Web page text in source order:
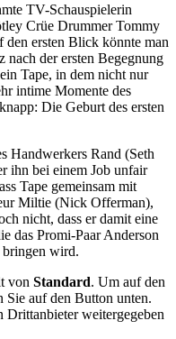
TV-Schauspielerin
Crüe Drummer Tommy
den ersten Blick könnte man
nach der ersten Begegnung
Tape, in dem nicht nur
intime Momente des
Die Geburt des ersten
Handwerkers Rand (Seth
ihn bei einem Job unfair
Tape gemeinsam mit
Miltie (Nick Offerman),
nicht, dass er damit eine
das Promi-Paar Anderson
bringen wird.
von Standard. Um auf den
auf den Button unten.
Drittanbieter weitergegeben